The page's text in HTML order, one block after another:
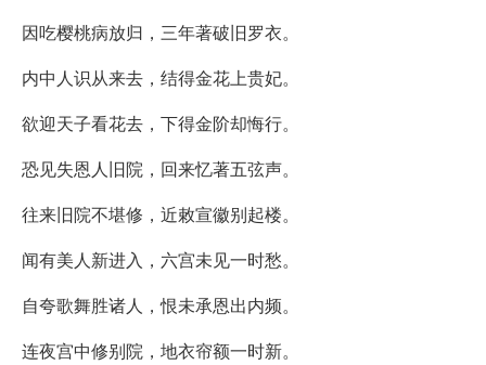
因吃樱桃病放归，三年著破旧罗衣。
内中人识从来去，结得金花上贵妃。
欲迎天子看花去，下得金阶却悔行。
恐见失恩人旧院，回来忆著五弦声。
往来旧院不堪修，近敕宣徽别起楼。
闻有美人新进入，六宫未见一时愁。
自夸歌舞胜诸人，恨未承恩出内频。
连夜宫中修别院，地衣帘额一时新。